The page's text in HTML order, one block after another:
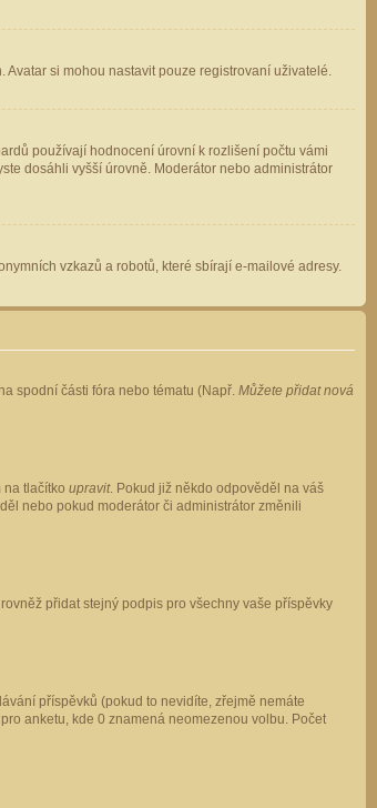
si mohou nastavit pouze registrovaní uživatelé.
používají hodnocení úrovní k rozlišení počtu vámi
dosáhli vyšší úrovně. Moderátor nebo administrátor
vzkazů a robotů, které sbírají e-mailové adresy.
spodní části fóra nebo tématu (Např. Můžete přidat nová
na tlačítko upravit. Pokud již někdo odpověděl na váš
nebo pokud moderátor či administrátor změnili
přidat stejný podpis pro všechny vaše příspěvky
příspěvků (pokud to nevidíte, zřejmě nemáte
anketu, kde 0 znamená neomezenou volbu. Počet